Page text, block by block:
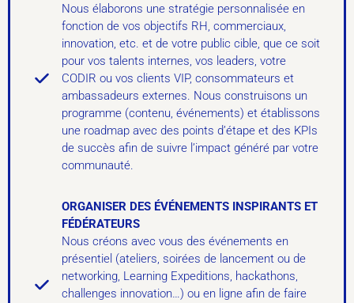
Nous élaborons une stratégie personnalisée en
fonction de vos objectifs RH, commerciaux,
innovation, etc. et de votre public cible, que ce soit
pour vos talents internes, vos leaders, votre
CODIR ou vos clients VIP, consommateurs et
ambassadeurs externes. Nous construisons un
programme (contenu, événements) et établissons
une roadmap avec des points d’étape et des KPIs
de succès afin de suivre l’impact généré par votre
communauté.
ORGANISER DES ÉVÉNEMENTS INSPIRANTS ET
FÉDÉRATEURS
Nous créons avec vous des événements en
présentiel (ateliers, soirées de lancement ou de
networking, Learning Expeditions, hackathons,
challenges innovation…) ou en ligne afin de faire